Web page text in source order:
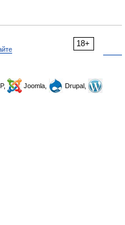
18+
Joomla,
Drupal,